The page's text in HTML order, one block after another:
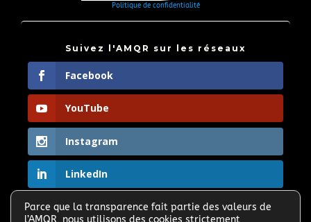
Politique de confidentialité
Suivez l'AMQR sur les réseaux
Facebook
YouTube
Instagram
LinkedIn
Parce que la transparence fait partie des valeurs de
l’AMQR, nous utilisons des cookies strictement